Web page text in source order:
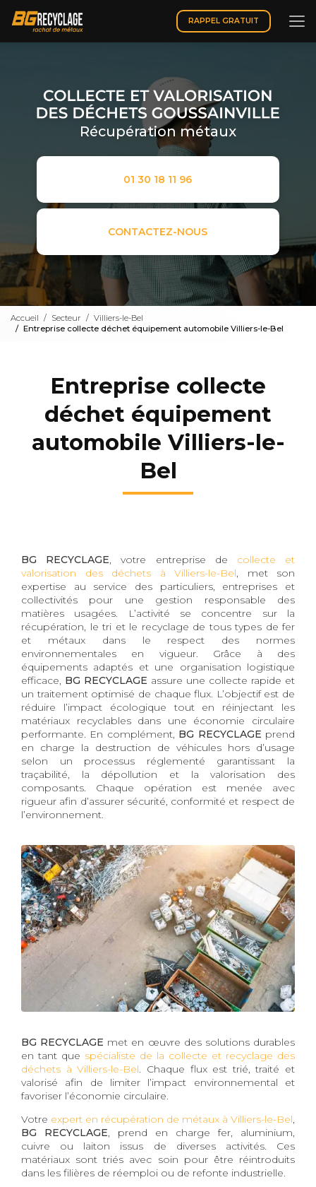
contenu
principal
RAPPEL GRATUIT
Récupération métaux
01 30 18 11 96
CONTACTEZ-NOUS
Accueil Secteur
Villiers-le-Bel
Entreprise collecte déchet équipement automobile Villiers-le-Bel
Entreprise collecte
déchet équipement
automobile Villiers-le-
Bel
BG RECYCLAGE, votre entreprise de collecte et
valorisation des déchets à Villiers-le-Bel, met son
expertise au service des particuliers, entreprises et
collectivités pour une gestion responsable des
matières usagées. L’activité se concentre sur la
récupération, le tri et le recyclage de tous types de fer
et métaux dans le respect des normes
environnementales en vigueur. Grâce à des
équipements adaptés et une organisation logistique
efficace, BG RECYCLAGE assure une collecte rapide et
un traitement optimisé de chaque flux. L’objectif est de
réduire l’impact écologique tout en réinjectant les
matériaux recyclables dans une économie circulaire
performante. En complément, BG RECYCLAGE prend
en charge la destruction de véhicules hors d’usage
selon un processus réglementé garantissant la
traçabilité, la dépollution et la valorisation des
composants. Chaque opération est menée avec
rigueur afin d’assurer sécurité, conformité et respect de
l’environnement.
BG RECYCLAGE met en œuvre des solutions durables
en tant que spécialiste de la collecte et recyclage des
déchets à Villiers-le-Bel. Chaque flux est trié, traité et
valorisé afin de limiter l’impact environnemental et
favoriser l’économie circulaire.
Votre expert en récupération de métaux à Villiers-le-Bel,
BG RECYCLAGE, prend en charge fer, aluminium,
cuivre ou laiton issus de diverses activités. Ces
matériaux sont triés avec soin pour être réintroduits
dans les filières de réemploi ou de refonte industrielle.